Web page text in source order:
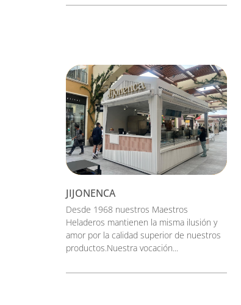
JIJONENCA
Desde 1968 nuestros Maestros
Heladeros mantienen la misma ilusión y
amor por la calidad superior de nuestros
productos.Nuestra vocación...